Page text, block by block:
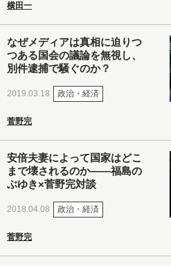
横田一
なぜメディアは真相に迫りつ
つある国会の議論を無視し、
別件逮捕で騒ぐのか？
2019.03.18 政治・経済
菅野完
安倍夫妻によって国家はどこ
まで壊されるのか――福島の
ぶゆき×菅野完対談
2018.04.08 政治・経済
菅野完